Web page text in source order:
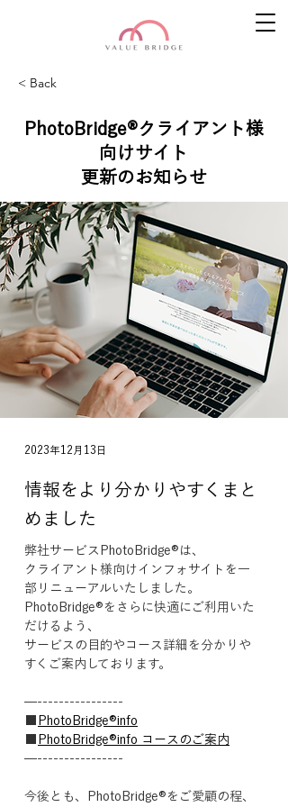
< Back
PhotoBridge®︎クライアント様
向けサイト
更新のお知らせ
2023年12月13日
情報をより分かりやすくまと
めました
弊社サービスPhotoBridge®︎は、
クライアント様向けインフォサイトを一
部リニューアルいたしました。
PhotoBridge®︎をさらに快適にご利用いた
だけるよう、
サービスの目的やコース詳細を分かりや
すくご案内しております。
—----------------
PhotoBridge®︎info
PhotoBridge®︎info コースのご案内
—----------------
今後とも、PhotoBridge®︎をご愛顧の程、